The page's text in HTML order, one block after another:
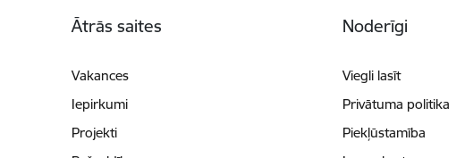
Ātrās saites
Vakances
Iepirkumi
Projekti
Noderīgi
Viegli lasīt
Privātuma politika
Piekļūstamība